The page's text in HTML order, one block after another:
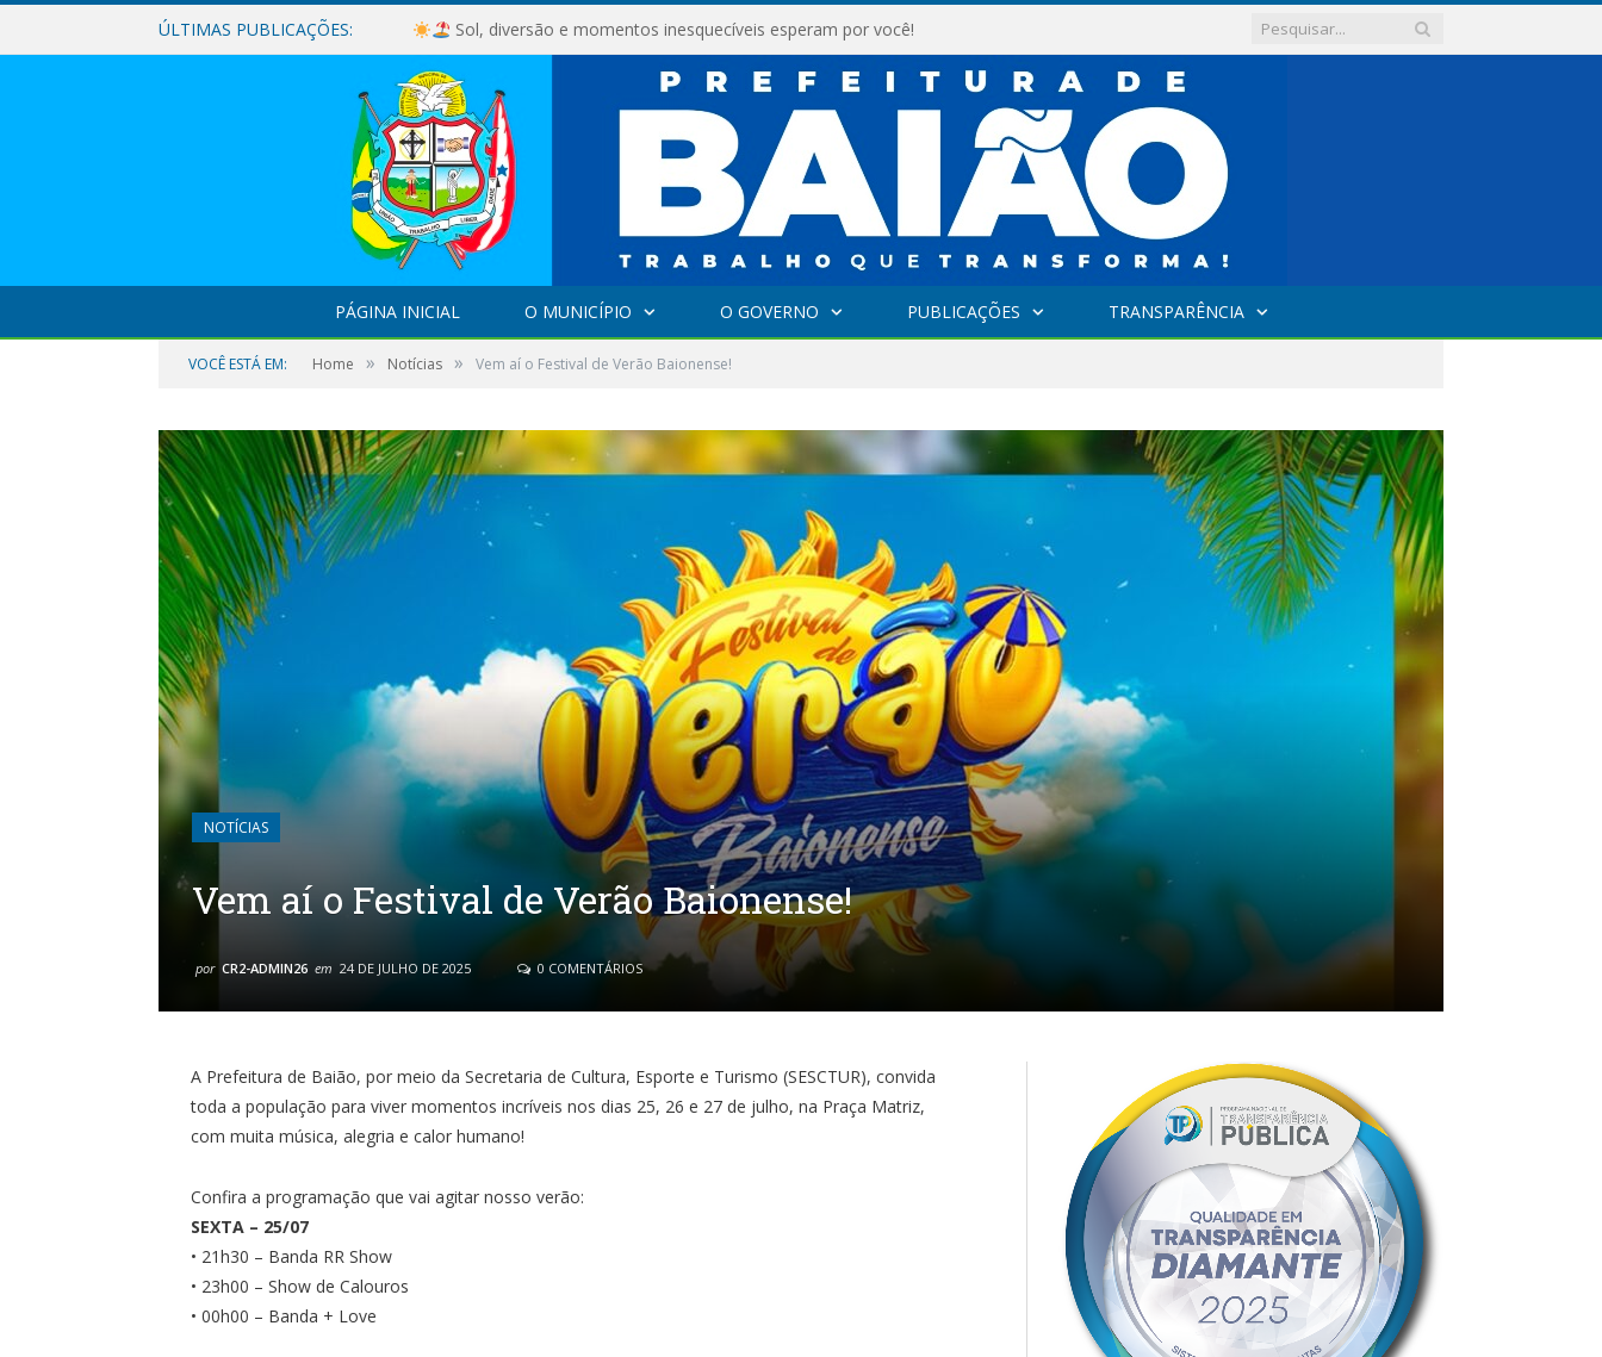
ÚLTIMAS PUBLICAÇÕES: Sol, diversão e momentos inesquecíveis esperam por você!
PÁGINA INICIAL O MUNICÍPIO O GOVERNO PUBLICAÇÕES TRANSPARÊNCIA
VOCÊ ESTÁ EM: Home » Notícias » Vem aí o Festival de Verão Baionense!
NOTÍCIAS
Vem aí o Festival de Verão Baionense!
por CR2-ADMIN26 em 24 DE JULHO DE 2025 0 COMENTÁRIOS
A Prefeitura de Baião, por meio da Secretaria de Cultura, Esporte e Turismo (SESCTUR), convida
toda a população para viver momentos incríveis nos dias 25, 26 e 27 de julho, na Praça Matriz,
com muita música, alegria e calor humano!
Confira a programação que vai agitar nosso verão:
SEXTA – 25/07
• 21h30 – Banda RR Show
• 23h00 – Show de Calouros
• 00h00 – Banda + Love